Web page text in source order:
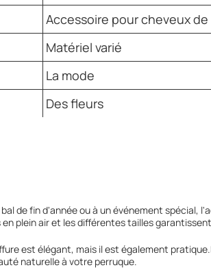
Accessoire pour cheveux
Matériel varié
La mode
Des fleurs
de fin d'année ou à un événement spécial,
plein air et les différentes tailles
est élégant, mais il est également
naturelle à votre perruque.